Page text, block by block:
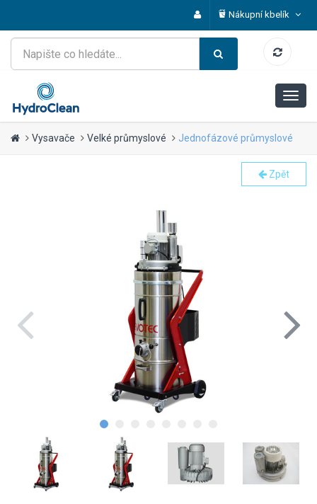
Nákupní kbelík
Vysavače Velké průmyslové Jednofázové průmyslové
Zpět